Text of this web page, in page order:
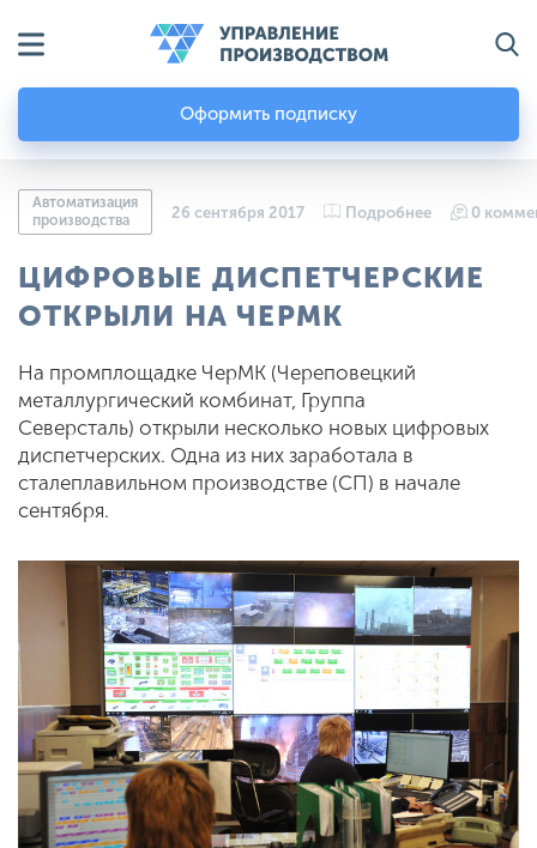
Оформить подписку
Автоматизация
производства
26 сентября 2017 Подробнее 0
ЦИФРОВЫЕ ДИСПЕТЧЕРСКИЕ
ОТКРЫЛИ НА ЧЕРМК
На промплощадке ЧерМК (Череповецкий
металлургический комбинат, Группа
Северсталь) открыли несколько новых цифровых
диспетчерских. Одна из них заработала в
сталеплавильном производстве (СП) в начале
сентября.